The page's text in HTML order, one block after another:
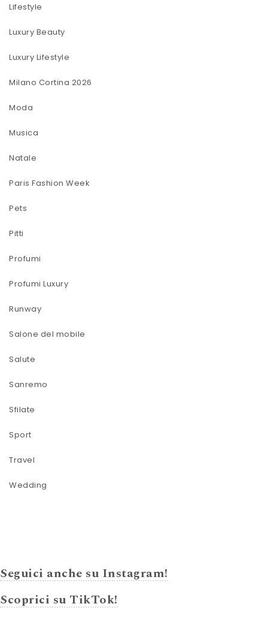
Lifestyle
Luxury Beauty
Luxury Lifestyle
Milano Cortina 2026
Moda
Musica
Natale
Paris Fashion Week
Pets
Pitti
Profumi
Profumi Luxury
Runway
Salone del mobile
Salute
Sanremo
Sfilate
Sport
Travel
Wedding
Seguici anche su Instagram!
Scoprici su TikTok!